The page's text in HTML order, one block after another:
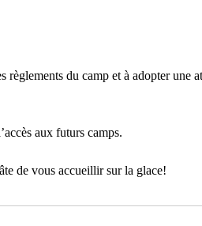
règlements du camp et à adopter une
aux futurs camps.
de vous accueillir sur la glace!